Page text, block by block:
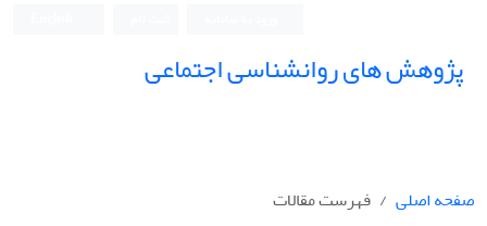
پژوهش های روانشناسی اجتماعی
صفحه اصلی
فهرست مقالات